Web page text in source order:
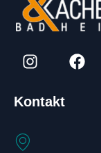
Kontakt